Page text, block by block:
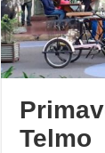
Telmo